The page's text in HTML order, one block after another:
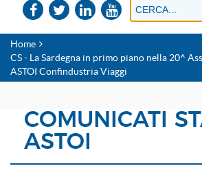
Home
CS - La Sardegna in primo piano nella 20^
ASTOI Confindustria Viaggi
COMUNICATI
ASTOI